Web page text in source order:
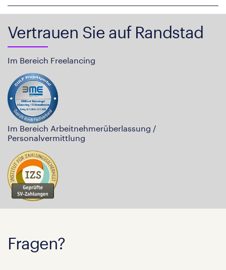
Vertrauen Sie auf Randstad
Im Bereich Freelancing
Im Bereich Arbeitnehmerüberlassung /
Personalvermittlung
Fragen?